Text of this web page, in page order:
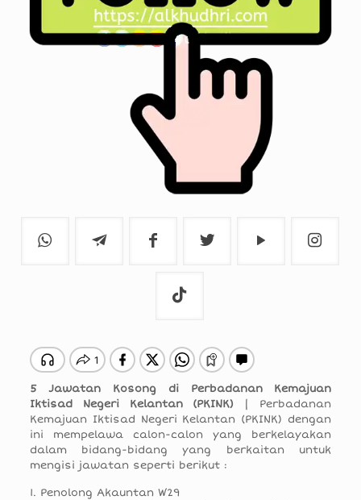
5 Jawatan Kosong di Perbadanan Kemajuan
Iktisad Negeri Kelantan (PKINK) | Perbadanan
Kemajuan Iktisad Negeri Kelantan (PKINK) dengan
ini mempelawa calon-calon yang berkelayakan
dalam bidang-bidang yang berkaitan untuk
mengisi jawatan seperti berikut :
1. Penolong Akauntan W29